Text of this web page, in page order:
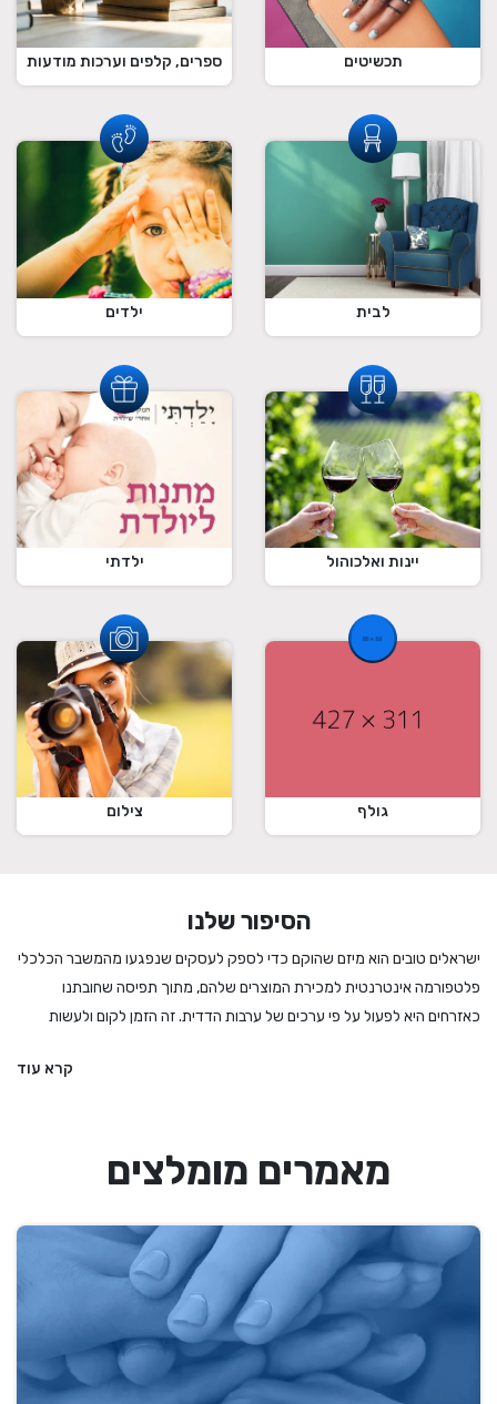
תכשיטים ספרים, קלפים וערכות מודעות
לבית ילדים
יינות ואלכוהול ילדתי
גולף צילום
הסיפור שלנו
ישראלים טובים הוא מיזם שהוקם כדי לספק לעסקים שנפגעו מהמשבר הכלכלי
פלטפורמה אינטרנטית למכירת המוצרים שלהם, מתוך תפיסה שחובתנו
כאזרחים היא לפעול על פי ערכים של ערבות הדדית. זה הזמן לקום ולעשות
או משוזרת פרחים, להזמין הרצאה או הופעה, להתפנק במסעדה שמתמודדת
מעדיפים את העסקים הקטנים והבינוניים, את העצמאים והעצמאיות, וכמובן את
הדברים המיוחדים שיש לנו הישראלים להציע
קרא עוד
מאמרים מומלצים